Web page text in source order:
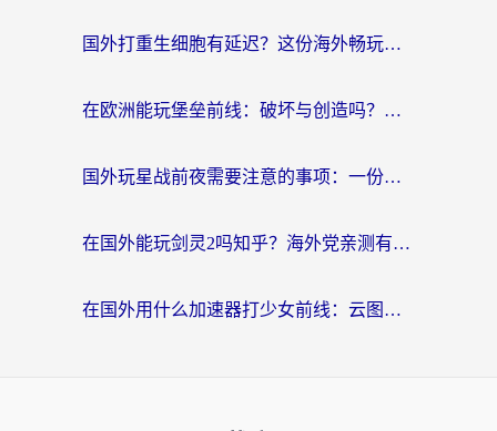
国外打重生细胞有延迟？这份海外畅玩国服游戏加速器终极指南请收好
在欧洲能玩堡垒前线：破坏与创造吗？海外党国服游戏不卡顿的秘密
国外玩星战前夜需要注意的事项：一份来自老玩家的网络生存指南
在国外能玩剑灵2吗知乎？海外党亲测有效的国服游戏加速指南
在国外用什么加速器打少女前线：云图计划不卡？一个老玩家的掏心分享